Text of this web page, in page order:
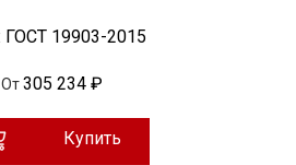
ГОСТ 19903-2015
От 305 234 ₽
Купить